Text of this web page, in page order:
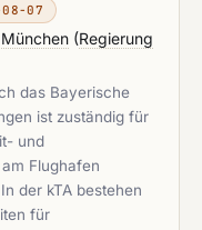
08-07
(Regierung
das Bayerische
ist zuständig für
und
Flughafen
der kTA bestehen
für